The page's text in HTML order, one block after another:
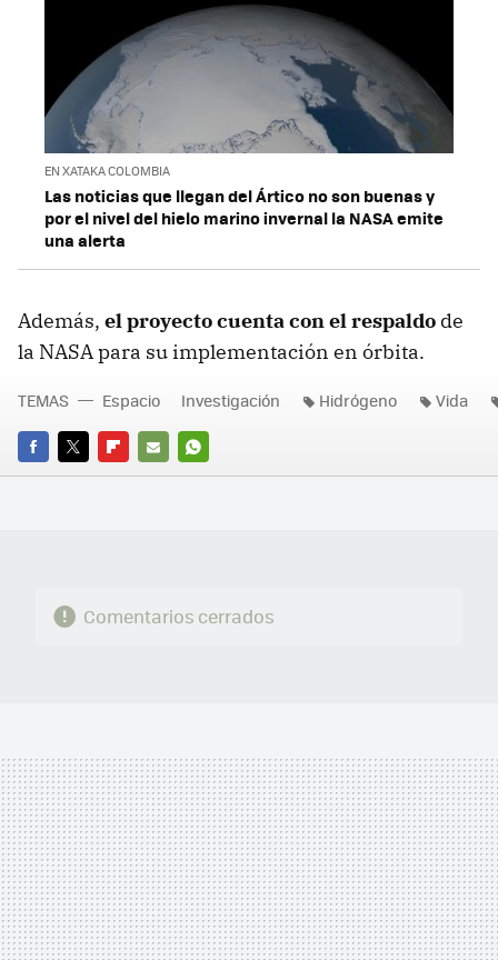
EN XATAKA COLOMBIA
Las noticias que llegan del Ártico no son buenas y
por el nivel del hielo marino invernal la NASA emite
una alerta
Además, el proyecto cuenta con el respaldo de
la NASA para su implementación en órbita.
FACEBOOK
TWITTERFLIPBOARD
E-
WHATSAPP
TEMAS Espacio Investigación Hidrógeno Vida
Comentarios cerrados